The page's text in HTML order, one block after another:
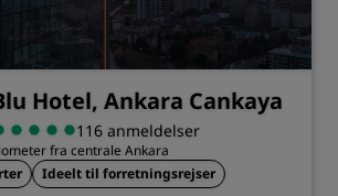
Hotel, Ankara Cankaya
116 anmeldelser
fra centrale Ankara
Ideelt til forretningsrejser